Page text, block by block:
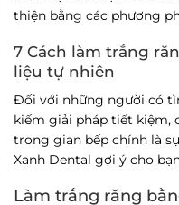
thiện bằng các phương
7 Cách làm trắng
liệu tự nhiên
Đối với những người có
kiếm giải pháp tiết kiệm,
trong gian bếp chính là
Xanh Dental gợi ý cho
Làm trắng răng